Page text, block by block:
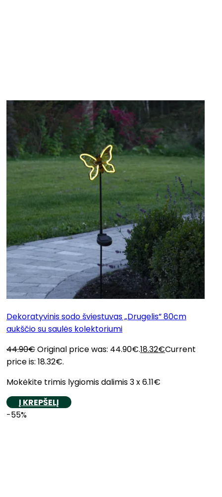
Dekoratyvinis sodo šviestuvas „Drugelis” 80cm
aukščio su saulės kolektoriumi
44.90€Original price was: 44.90€.18.32€Current
price is: 18.32€.
Mokėkite trimis lygiomis dalimis 3 x 6.11€
Į KREPŠELĮ
-55%